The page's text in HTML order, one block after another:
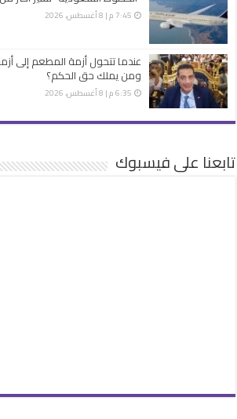
7:45 م | 8 أغسطس، 2026
عندما تتحول أزمة المطعم إلى
ومن يملك حق الحكم؟
6:35 م | 8 أغسطس، 2026
تابعنا على فيسبوك